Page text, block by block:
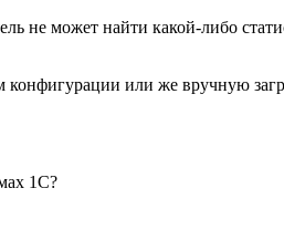
не может найти какой-либо
или же вручную
1С?